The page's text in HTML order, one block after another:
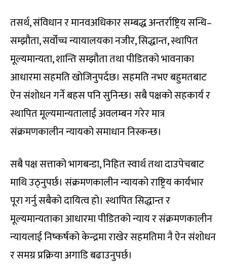
तसर्थ, संविधान र मानवअधिकार सम्बद्ध अन्तर्राष्ट्रिय सन्धि–
सम्झौता, सर्वोच्च न्यायालयका नजीर, सिद्धान्त, स्थापित
मूल्यमान्यता, शान्ति सम्झौता तथा पीडितको भावनाका
आधारमा सहमति खोजिनुपर्दछ। सहमति नभए बहुमतबाट
ऐन संशोधन गर्ने बहस पनि सुनिन्छ। सबै पक्षको सहकार्य र
स्थापित मूल्यमान्यतालाई अवलम्बन गरेर मात्र
संक्रमणकालीन न्यायको समाधान निस्कन्छ।
सबै पक्ष सत्ताको भागबन्डा, निहित स्वार्थ तथा दाउपेचबाट
माथि उठ्नुपर्छ। संक्रमणकालीन न्यायको राष्ट्रिय कार्यभार
पूरा गर्नु सबैको दायित्व हो। स्थापित सिद्धान्त र
मूल्यमान्यताका आधारमा पीडितको न्याय र संक्रमणकालीन
न्यायलाई निष्कर्षको केन्द्रमा राखेर सहमतिमा नै ऐन संशोधन
र समग्र प्रक्रिया अगाडि बढाउनुपर्छ।